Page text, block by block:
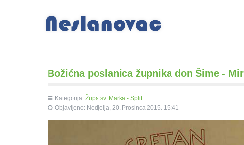
Božićna poslanica župnika don Šime - Mir
Kategorija: Župa sv. Marka - Split
Objavljeno: Nedjelja, 20. Prosinca 2015. 15:41